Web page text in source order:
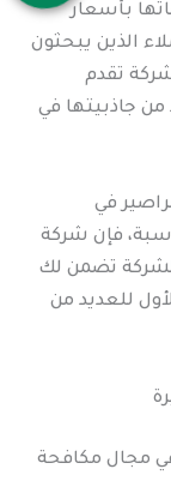
بأسعار
الذين يبحثون
تقدم
من جاذبيتها في
في
فإن شركة
الشركة تضمن لك
للعديد من
مجال مكافحة